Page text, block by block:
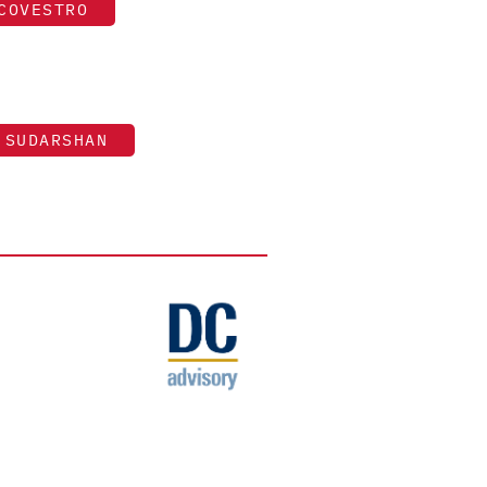
SUDARSHAN